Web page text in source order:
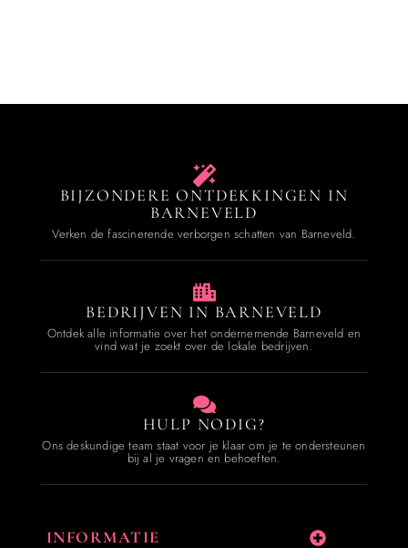
BIJZONDERE ONTDEKKINGEN IN
BARNEVELD
Verken de fascinerende verborgen schatten van Barneveld.
BEDRIJVEN IN BARNEVELD
Ontdek alle informatie over het ondernemende Barneveld en
vind wat je zoekt over de lokale bedrijven.
HULP NODIG?
Ons deskundige team staat voor je klaar om je te ondersteunen
bij al je vragen en behoeften.
INFORMATIE